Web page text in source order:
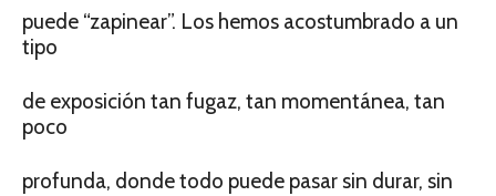
puede “zapinear”. Los hemos acostumbrado a un
tipo
de exposición tan fugaz, tan momentánea, tan
poco
profunda, donde todo puede pasar sin durar, sin